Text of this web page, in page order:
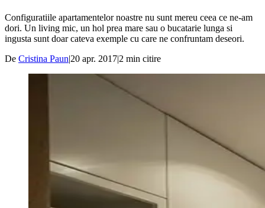
Configuratiile apartamentelor noastre nu sunt mereu ceea ce ne-am
dori. Un living mic, un hol prea mare sau o bucatarie lunga si
ingusta sunt doar cateva exemple cu care ne confruntam deseori.
De Cristina Paun|20 apr. 2017|2 min citire